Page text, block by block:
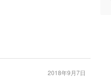
2018年9月7日